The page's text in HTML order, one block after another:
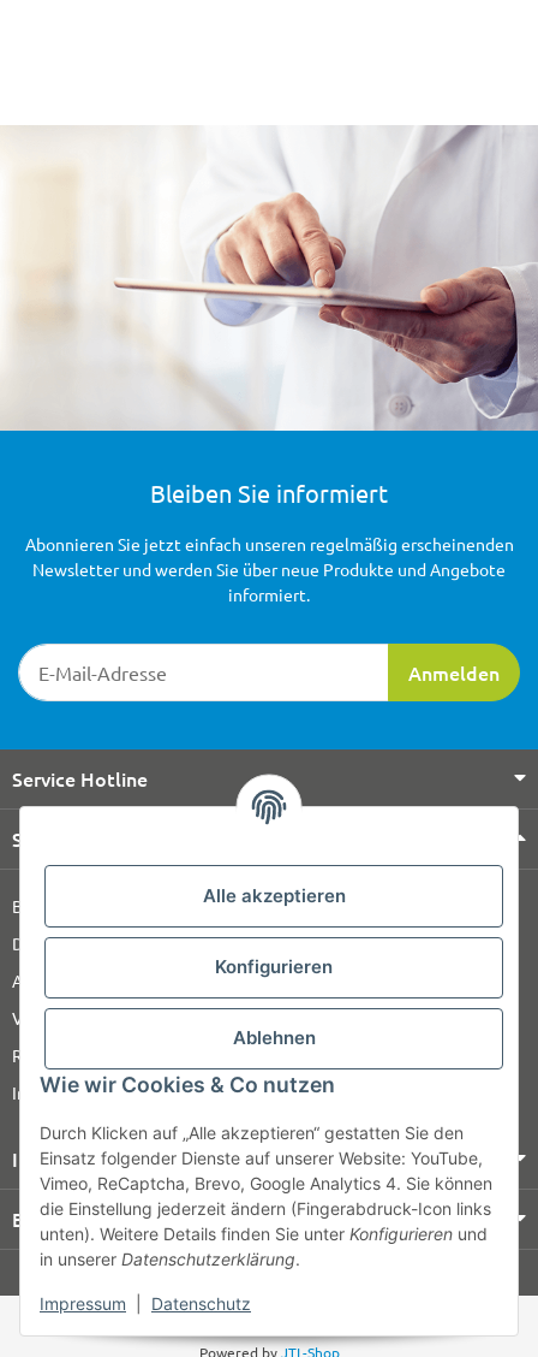
Alle akzeptieren
Konfigurieren
Ablehnen
Wie wir Cookies & Co nutzen
Durch Klicken auf „Alle akzeptieren“ gestatten Sie den
Einsatz folgender Dienste auf unserer Website: YouTube,
Vimeo, ReCaptcha, Brevo, Google Analytics 4. Sie können
die Einstellung jederzeit ändern (Fingerabdruck-Icon links
unten). Weitere Details finden Sie unter Konfigurieren und
in unserer Datenschutzerklärung.
Impressum Datenschutz
Bleiben Sie informiert
Newsletter-Registrierung
Anmelden
Abonnieren Sie jetzt einfach unseren regelmäßig erscheinenden
Newsletter und werden Sie über neue Produkte und Angebote
informiert.
Service Hotline
Shop Service
Barrierefreiheitserklärung
Datenschutz
AGB
Versandinformationen
Retour
Impressum
Informationen
Bezahlung & Versand
© HOZ MEDI WERK
* Alle Preise zzgl. gesetzlicher USt., zzgl.
Powered byJTL-Shop